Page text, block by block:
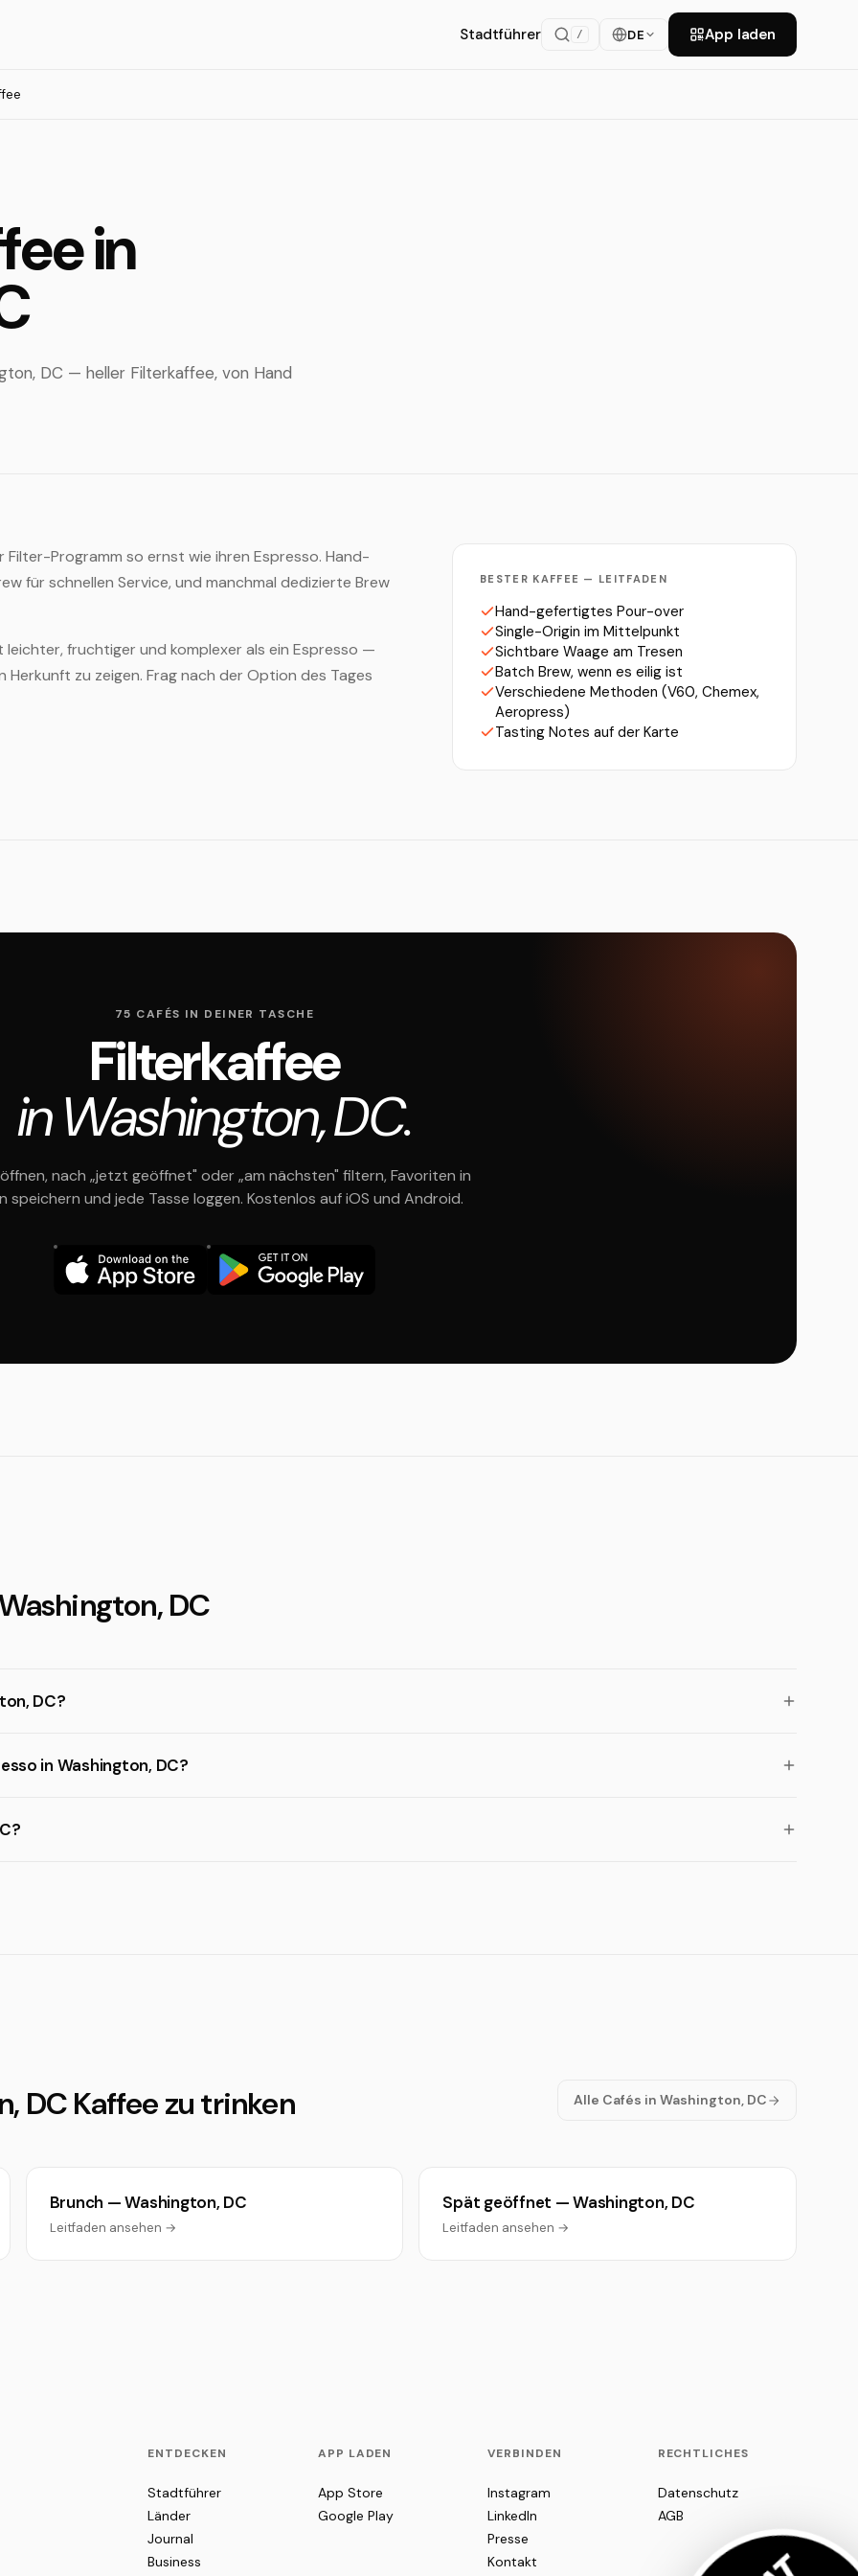
Stadtführer / DE App laden
in
DC — heller Filterkaffee, von Hand
Programm so ernst wie ihren Espresso. Hand-
für schnellen Service, und manchmal dedizierte Brew
leichter, fruchtiger und komplexer als ein Espresso —
zu zeigen. Frag nach der Option des Tages
BESTER KAFFEE — LEITFADEN
Hand-gefertigtes Pour-over
Single-Origin im Mittelpunkt
Sichtbare Waage am Tresen
Batch Brew, wenn es eilig ist
Verschiedene Methoden (V60, Chemex,
Aeropress)
Tasting Notes auf der Karte
75 CAFÉS IN DEINER TASCHE
Filterkaffee
in Washington, DC.
nach „jetzt geöffnet" oder „am nächsten" filtern, Favoriten in
speichern und jede Tasse loggen. Kostenlos auf iOS und Android.
DC
DC?
in Washington, DC?
DC Kaffee zu trinken Alle Cafés in Washington, DC
Brunch — Washington, DC
Leitfaden ansehen →
Spät geöffnet — Washington, DC
Leitfaden ansehen →
ENTDECKEN
Stadtführer
Länder
Journal
Business
APP LADEN
App Store
Google Play
VERBINDEN
Instagram
LinkedIn
Presse
Kontakt
RECHTLICHES
Datenschutz
AGB